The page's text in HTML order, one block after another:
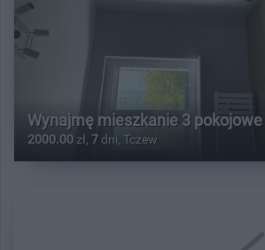
Wynajmę mieszkanie 3 pokojowe
2000.00 zł, 7 dni, Tczew